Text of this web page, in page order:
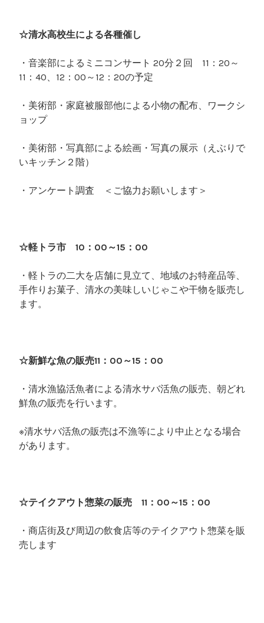
☆清水高校生による各種催し
・音楽部によるミニコンサート 20分２回 11：20～
11：40、12：00～12：20の予定
・美術部・家庭被服部他による小物の配布、ワークシ
ョップ
・美術部・写真部による絵画・写真の展示（えぶりで
いキッチン２階）
・アンケート調査 ＜ご協力お願いします＞
☆軽トラ市 10：00～15：00
・軽トラの二大を店舗に見立て、地域のお特産品等、
手作りお菓子、清水の美味しいじゃこや干物を販売し
ます。
☆新鮮な魚の販売11：00～15：00
・清水漁協活魚者による清水サバ活魚の販売、朝どれ
鮮魚の販売を行います。
※清水サバ活魚の販売は不漁等により中止となる場合
があります。
☆テイクアウト惣菜の販売 11：00～15：00
・商店街及び周辺の飲食店等のテイクアウト惣菜を販
売します